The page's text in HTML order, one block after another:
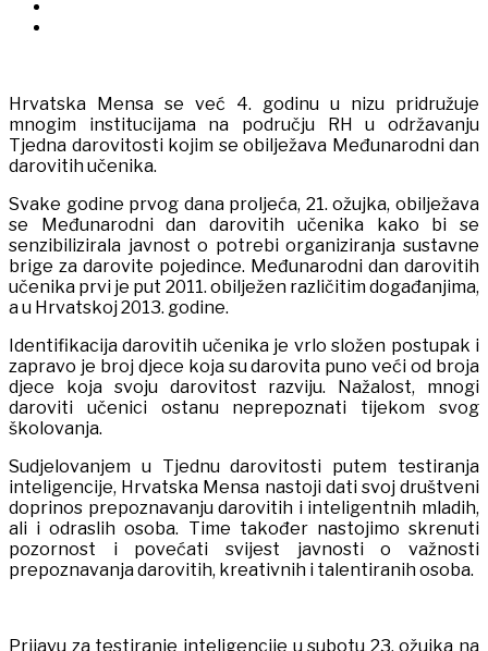
Hrvatska Mensa se već 4. godinu u nizu pridružuje
mnogim institucijama na području RH u održavanju
Tjedna darovitosti kojim se obilježava Međunarodni dan
darovitih učenika.
Svake godine prvog dana proljeća, 21. ožujka, obilježava
se Međunarodni dan darovitih učenika kako bi se
senzibilizirala javnost o potrebi organiziranja sustavne
brige za darovite pojedince. Međunarodni dan darovitih
učenika prvi je put 2011. obilježen različitim događanjima,
a u Hrvatskoj 2013. godine.
Identifikacija darovitih učenika je vrlo složen postupak i
zapravo je broj djece koja su darovita puno veći od broja
djece koja svoju darovitost razviju. Nažalost, mnogi
daroviti učenici ostanu neprepoznati tijekom svog
školovanja.
Sudjelovanjem u Tjednu darovitosti putem testiranja
inteligencije, Hrvatska Mensa nastoji dati svoj društveni
doprinos prepoznavanju darovitih i inteligentnih mladih,
ali i odraslih osoba. Time također nastojimo skrenuti
pozornost i povećati svijest javnosti o važnosti
prepoznavanja darovitih, kreativnih i talentiranih osoba.
Prijavu za testiranje inteligencije u subotu 23. ožujka na